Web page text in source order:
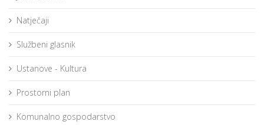
Natječaji
Službeni glasnik
Ustanove - Kultura
Prostorni plan
Komunalno gospodarstvo